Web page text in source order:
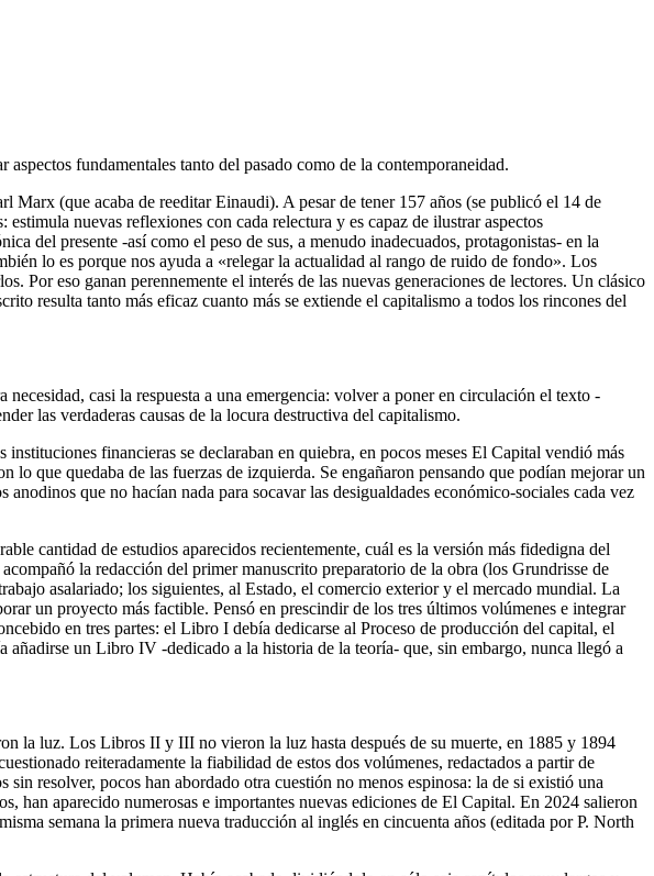
fundamentales tanto del pasado como de la contemporaneidad.
(que acaba de reeditar Einaudi). A pesar de tener 157 años (se publicó el 14 de
nuevas reflexiones con cada relectura y es capaz de ilustrar aspectos
del presente -así como el peso de sus, a menudo inadecuados, protagonistas- en la
lo es porque nos ayuda a «relegar la actualidad al rango de ruido de fondo». Los
Por eso ganan perennemente el interés de las nuevas generaciones de lectores. Un clásico
resulta tanto más eficaz cuanto más se extiende el capitalismo a todos los rincones del
casi la respuesta a una emergencia: volver a poner en circulación el texto -
las verdaderas causas de la locura destructiva del capitalismo.
financieras se declaraban en quiebra, en pocos meses El Capital vendió más
que quedaba de las fuerzas de izquierda. Se engañaron pensando que podían mejorar un
que no hacían nada para socavar las desigualdades económico-sociales cada vez
cantidad de estudios aparecidos recientemente, cuál es la versión más fidedigna del
la redacción del primer manuscrito preparatorio de la obra (los Grundrisse de
asalariado; los siguientes, al Estado, el comercio exterior y el mercado mundial. La
un proyecto más factible. Pensó en prescindir de los tres últimos volúmenes e integrar
en tres partes: el Libro I debía dedicarse al Proceso de producción del capital, el
un Libro IV -dedicado a la historia de la teoría- que, sin embargo, nunca llegó a
la luz. Los Libros II y III no vieron la luz hasta después de su muerte, en 1885 y 1894
reiteradamente la fiabilidad de estos dos volúmenes, redactados a partir de
resolver, pocos han abordado otra cuestión no menos espinosa: la de si existió una
aparecido numerosas e importantes nuevas ediciones de El Capital. En 2024 salieron
semana la primera nueva traducción al inglés en cincuenta años (editada por P. North